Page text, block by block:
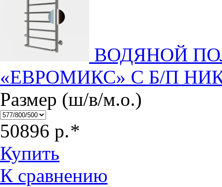
ВОДЯНОЙ
«ЕВРОМИКС» С Б/П
Размер (ш/в/м.о.)
50896 р.*
Купить
К сравнению